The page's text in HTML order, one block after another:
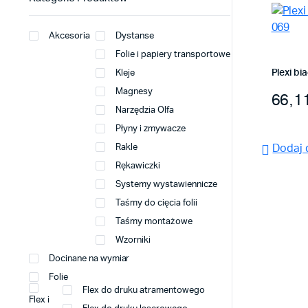
Plexi
Ten
wiele
Dodaj
Akcesoria Dystanse
Folie i papiery transportowe
Kleje
Magnesy
Narzędzia Olfa
Płyny i zmywacze
Rakle
Rękawiczki
Systemy wystawiennicze
Taśmy do cięcia folii
Taśmy montażowe
Wzorniki
Docinane na wymiar
Folie
Flex i
Flex do druku atramentowego